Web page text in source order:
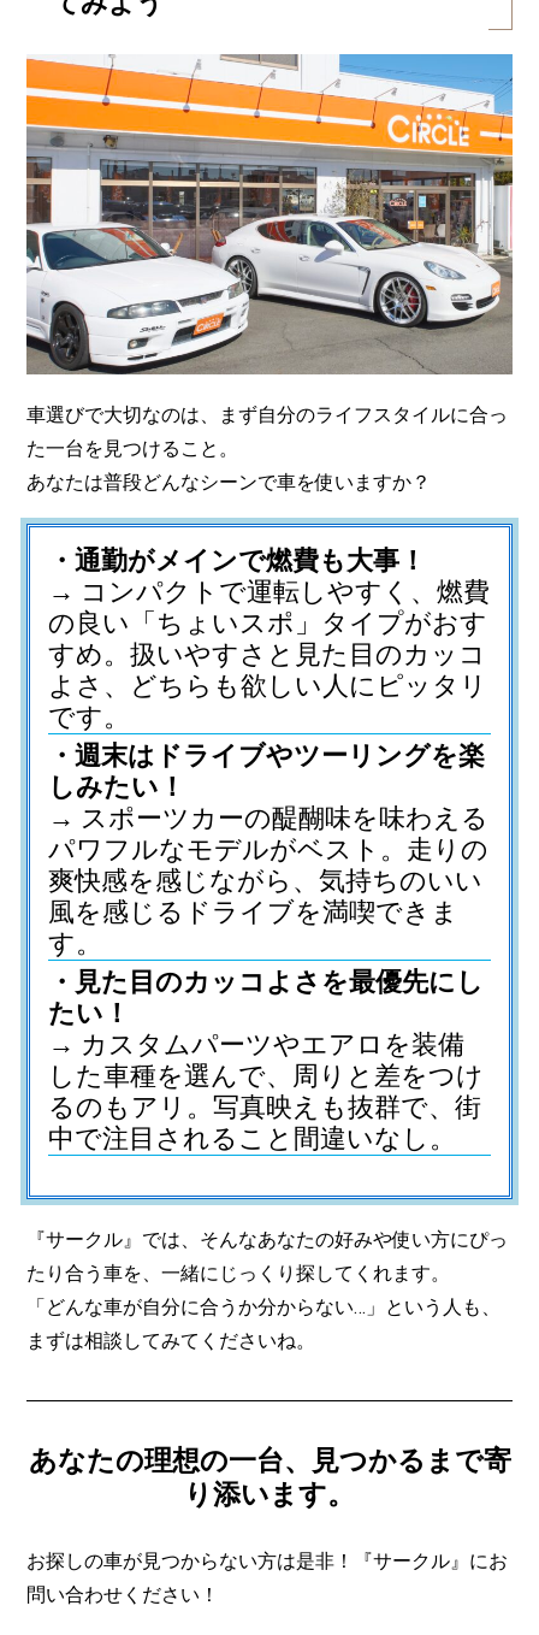
車選びで大切なのは、まず自分のライフスタイルに合っ
た一台を見つけること。
あなたは普段どんなシーンで車を使いますか？
・通勤がメインで燃費も大事！
→ コンパクトで運転しやすく、燃費
の良い「ちょいスポ」タイプがおす
すめ。扱いやすさと見た目のカッコ
よさ、どちらも欲しい人にピッタリ
です。
・週末はドライブやツーリングを楽
しみたい！
→ スポーツカーの醍醐味を味わえる
パワフルなモデルがベスト。走りの
爽快感を感じながら、気持ちのいい
風を感じるドライブを満喫できま
す。
・見た目のカッコよさを最優先にし
たい！
→ カスタムパーツやエアロを装備
した車種を選んで、周りと差をつけ
るのもアリ。写真映えも抜群で、街
中で注目されること間違いなし。
『サークル』では、そんなあなたの好みや使い方にぴっ
たり合う車を、一緒にじっくり探してくれます。
「どんな車が自分に合うか分からない…」という人も、
まずは相談してみてくださいね。
あなたの理想の一台、見つかるまで寄
り添います。
お探しの車が見つからない方は是非！『サークル』にお
問い合わせください！